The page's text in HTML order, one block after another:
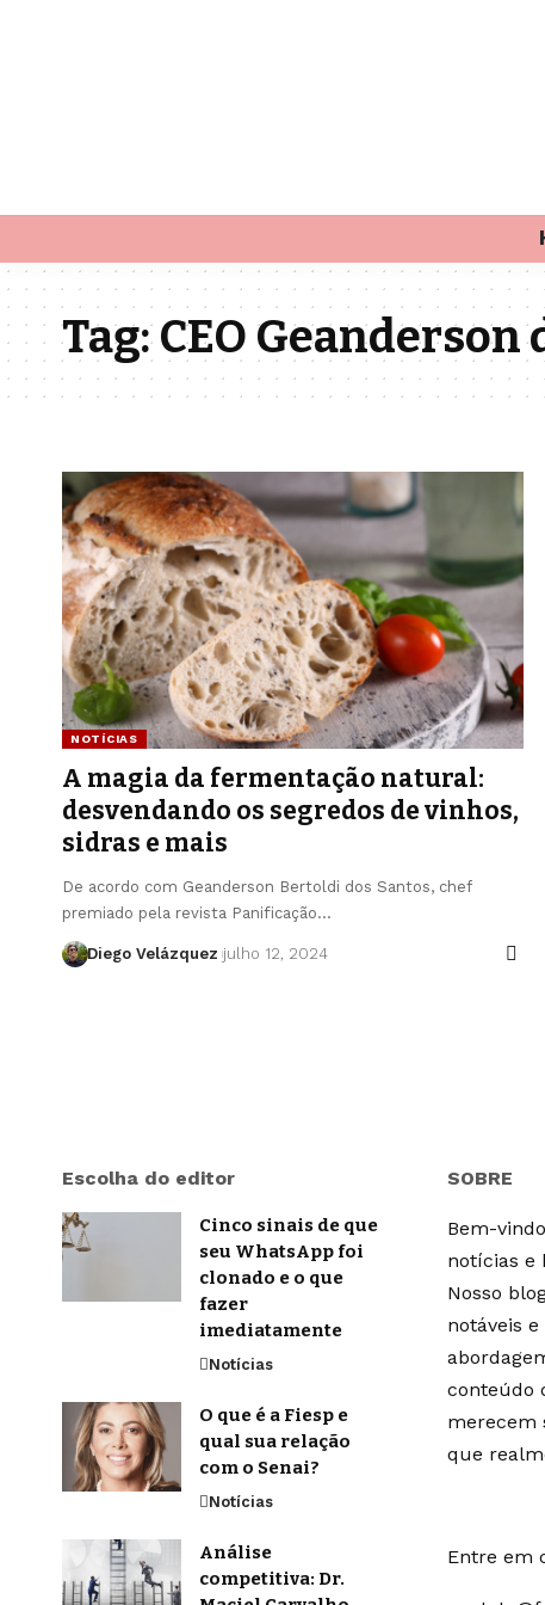
Tag:CEO Geanderson
NOTÍCIAS
A magia da fermentação natural:
desvendando os segredos de vinhos,
sidras e mais
De acordo com Geanderson Bertoldi dos Santos, chef
premiado pela revista Panificação…
Diego Velázquez julho 12, 2024
Escolha do editor
Cinco sinais de que
seu WhatsApp foi
clonado e o que
fazer
imediatamente
Notícias
O que é a Fiesp e
qual sua relação
com o Senai?
Notícias
Análise
competitiva: Dr.
SOBRE
Bem-
notícias e
Nosso
notáveis
conteúdo
merecem
que
Entre em